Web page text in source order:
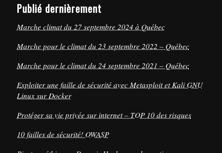
Publié dernièrement
Marche climat du 27 septembre 2024 à Québec
Marche pour le climat du 23 septembre 2022 – Québec
Marche pour le climat du 24 septembre 2021 – Québec
Exploiter une faille de sécurité avec Metasploit et Kali GNU
Linux sur Docker
Protéger sa vie privée sur internet – TOP 10 des risques
10 failles de sécurité! OWASP